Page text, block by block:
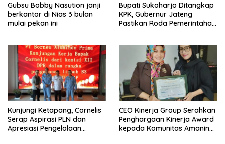
Gubsu Bobby Nasution janji
berkantor di Nias 3 bulan
mulai pekan ini
Bupati Sukoharjo Ditangkap
KPK, Gubernur Jateng
Pastikan Roda Pemerintahan
Kunjungi Ketapang, Cornelis
Serap Aspirasi PLN dan
Apresiasi Pengelolaan
CEO Kinerja Group Serahkan
Penghargaan Kinerja Award
kepada Komunitas Amanina